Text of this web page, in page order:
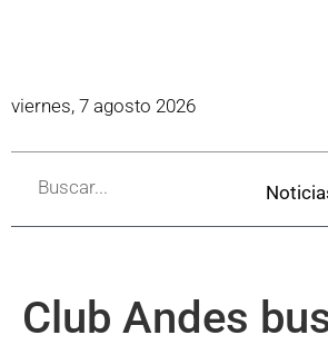
viernes, 7 agosto 2026
Club Andes